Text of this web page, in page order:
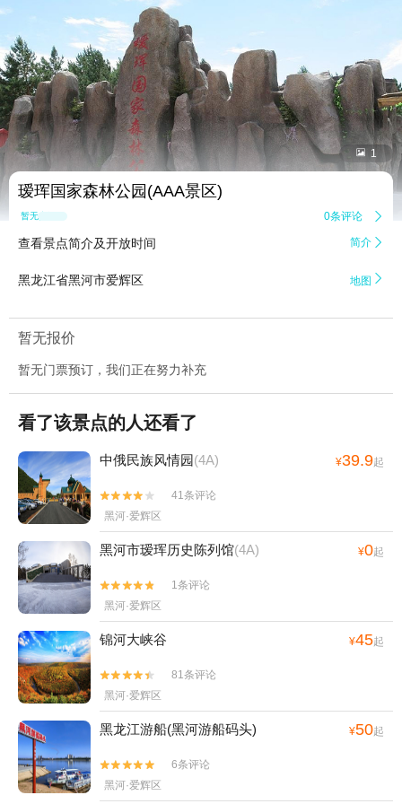
 1
瑷珲国家森林公园(AAA景区)
暂无点评 0条评论 
查看景点简介及开放时间 简介 
黑龙江省黑河市爱辉区 地图 
暂无报价
暂无门票预订，我们正在努力补充
看了该景点的人还看了
中俄民族风情园(4A) ¥39.9起


41条评论
黑河·爱辉区
黑河市瑷珲历史陈列馆(4A) ¥0起


1条评论
黑河·爱辉区
锦河大峡谷 ¥45起


81条评论
黑河·爱辉区
黑龙江游船(黑河游船码头) ¥50起


6条评论
黑河·爱辉区